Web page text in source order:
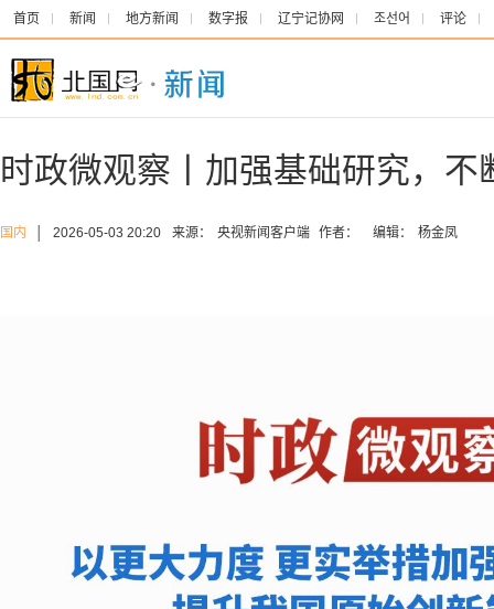
首页 新闻 地方新闻 数字报 辽宁记协网 조선어 评论
时政微观察丨加强基础研究，不
国内 2026-05-03 20:20 来源： 央视新闻客户端 作者： 编辑： 杨金凤